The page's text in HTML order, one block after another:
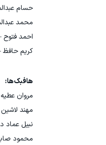
حسام
محمد
احمد فتوح
کریم حافظ
هافبک‌ها:
مروان
مهند
نبیل عماد
محمود